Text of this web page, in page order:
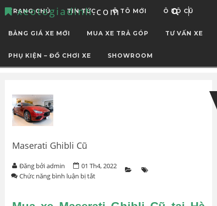
TRANG CHỦ TIN TỨC Ô TÔ MỚI Ô TÔ CŨ
BẢNG GIÁ XE MỚI MUA XE TRẢ GÓP TƯ VẤN XE
PHỤ KIỆN – ĐỒ CHƠI XE SHOWROOM
xeotogiadinh.com
Maserati Ghibli Cũ
Đăng bởi admin
01 Th4, 2022
Chức năng bình luận bị tắtở
Cũ